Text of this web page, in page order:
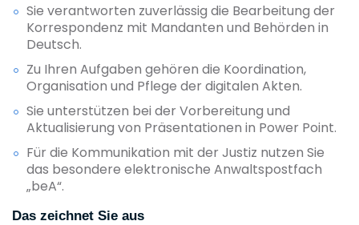
Sie verantworten zuverlässig die Bearbeitung der
Korrespondenz mit Mandanten und Behörden in
Deutsch.
Zu Ihren Aufgaben gehören die Koordination,
Organisation und Pflege der digitalen Akten.
Sie unterstützen bei der Vorbereitung und
Aktualisierung von Präsentationen in Power Point.
Für die Kommunikation mit der Justiz nutzen Sie
das besondere elektronische Anwaltspostfach
„beA“.
Das zeichnet Sie aus